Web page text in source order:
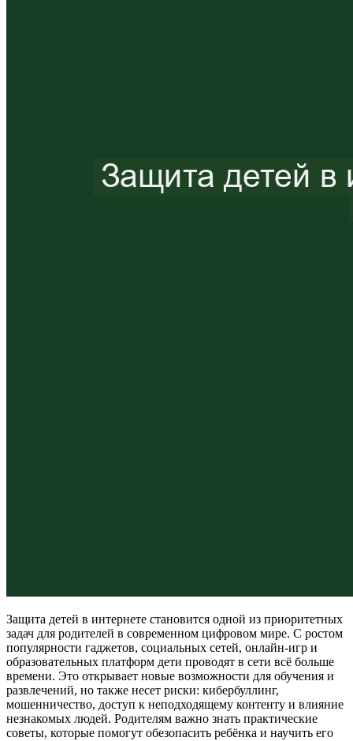
Защита детей в интернете становится одной из приоритетных
задач для родителей в современном цифровом мире. С ростом
популярности гаджетов, социальных сетей, онлайн-игр и
образовательных платформ дети проводят в сети всё больше
времени. Это открывает новые возможности для обучения и
развлечений, но также несет риски: кибербуллинг,
мошенничество, доступ к неподходящему контенту и влияние
незнакомых людей. Родителям важно знать практические
советы, которые помогут обезопасить ребёнка и научить его